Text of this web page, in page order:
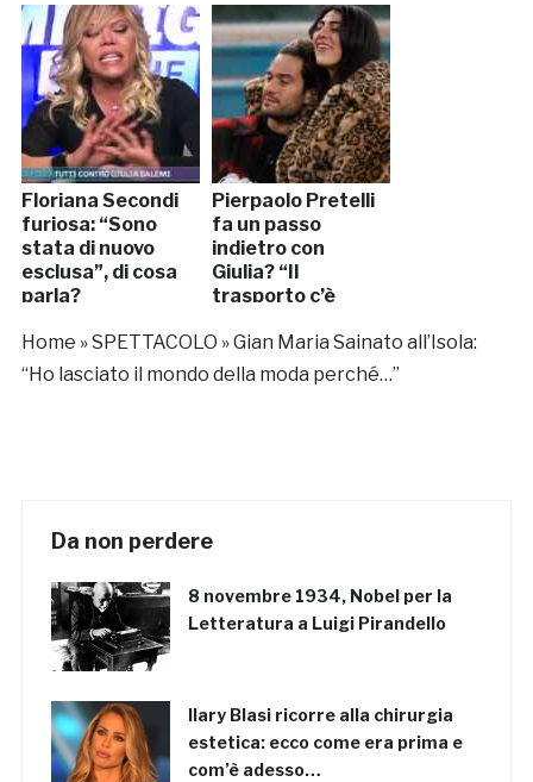
Floriana Secondi
furiosa: “Sono
stata di nuovo
esclusa”, di cosa
parla?
Pierpaolo Pretelli
fa un passo
indietro con
Giulia? “Il
trasporto c’è
Home »SPETTACOLO »Gian Maria Sainato all’Isola:
“Ho lasciato il mondo della moda perché…”
Da non perdere
8 novembre 1934, Nobel per la
Letteratura a Luigi Pirandello
Ilary Blasi ricorre alla chirurgia
estetica: ecco come era prima e
com’è adesso…